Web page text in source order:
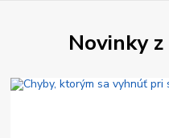
Novinky